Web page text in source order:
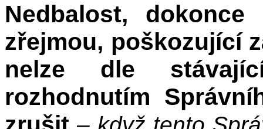
Nedbalost,
zřejmou, poškozující
nelze dle
rozhodnutím